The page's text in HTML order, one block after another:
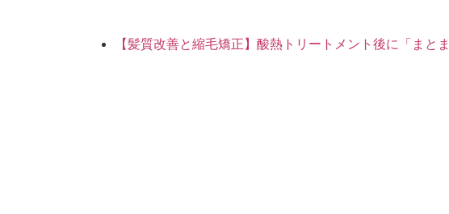
【髪質改善と縮毛矯正】酸熱トリートメント後に「ま